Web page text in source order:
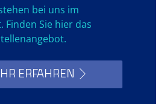
bei uns im
Finden Sie hier das
ERFAHREN